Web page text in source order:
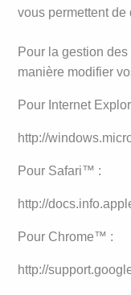
vous permettent
Pour la gestion
manière modifier
Pour Internet
http://
Pour Safari™ :
http://
Pour Chrome™ :
http://